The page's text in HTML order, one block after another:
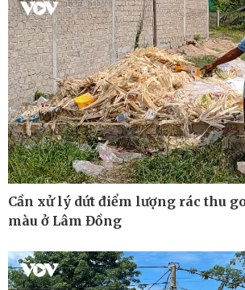
Pháp luật
Vụ án
Tin nóng
Thể thao
Pickleball
Thế giới
Lịch thi
eSports
Cần xử lý dứt điểm lượng rác thu
màu ở Lâm Đồng